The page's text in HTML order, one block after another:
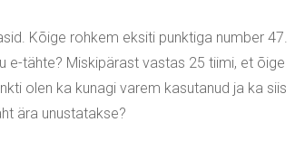
Kõige rohkem eksiti punktiga number 47.
e-tähte? Miskipärast vastas 25 tiimi, et õige
olen ka kunagi varem kasutanud ja ka siis
ära unustatakse?